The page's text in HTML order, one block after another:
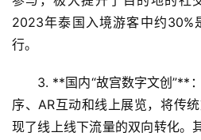
2023年泰国入境游客中约30%
行。
3. **国内“故宫数字文创”**
序、AR互动和线上展览，将传
现了线上线下流量的双向转化。